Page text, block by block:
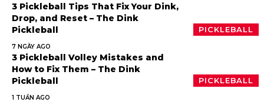
PICKLEBALL
3 Pickleball Tips That Fix Your Dink,
Drop, and Reset – The Dink
Pickleball
7 NGÀY AGO
PICKLEBALL
3 Pickleball Volley Mistakes and
How to Fix Them – The Dink
Pickleball
1 TUẦN AGO